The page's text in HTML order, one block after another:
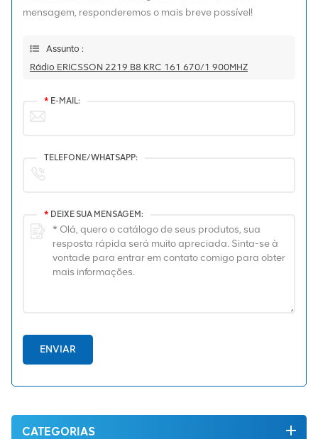
mensagem, responderemos o mais breve possível!
Assunto :
Rádio ERICSSON 2219 B8 KRC 161 670/1 900MHZ
* E-MAIL:
TELEFONE/WHATSAPP:
* DEIXE SUA MENSAGEM:
ENVIAR
CATEGORIAS